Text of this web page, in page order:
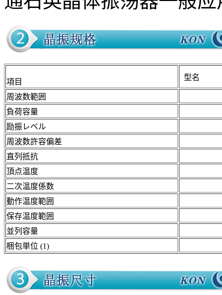
項目
型名
周波数範囲
負荷容量
励振レベル
周波数許容偏差
直列抵抗
頂点温度
二次温度係数
動作温度範囲
保存温度範囲
並列容量
梱包単位 (1)